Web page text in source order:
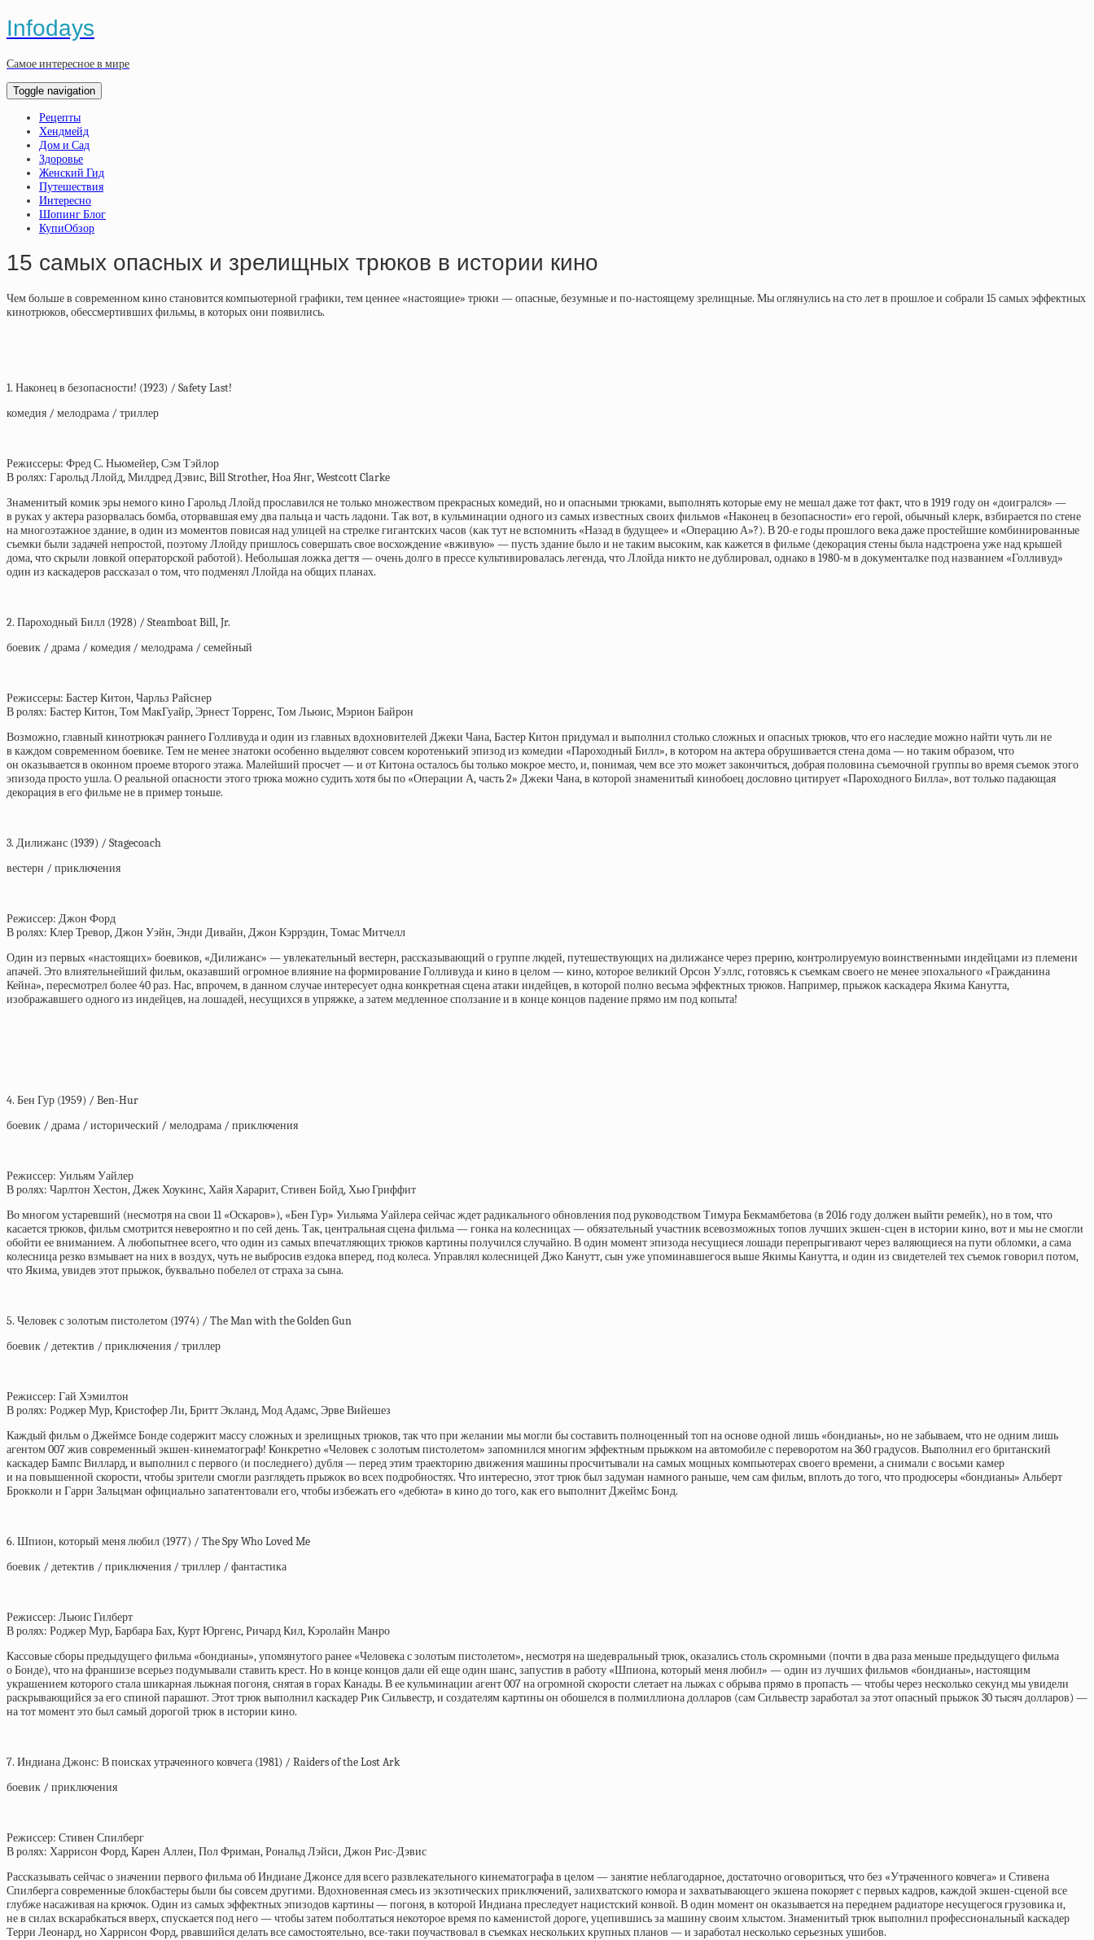
Infodays
Самое интересное в мире
Toggle navigation
Рецепты
Хендмейд
Дом и Сад
Здоровье
Женский Гид
Путешествия
Интересно
Шопинг Блог
КупиОбзор
15 самых опасных и зрелищных трюков в истории кино
Чем больше в современном кино становится компьютерной графики, тем ценнее «настоящие» трюки — опасные, безумные и по-настоящему зрелищные. Мы оглянулись на сто лет в прошлое и собрали 15 самых эффектных
кинотрюков, обессмертивших фильмы, в которых они появились.
1. Наконец в безопасности! (1923) / Safety Last!
комедия / мелодрама / триллер
Режиссеры: Фред С. Ньюмейер, Сэм Тэйлор
В ролях: Гарольд Ллойд, Милдред Дэвис, Bill Strother, Ноа Янг, Westcott Clarke
Знаменитый комик эры немого кино Гарольд Ллойд прославился не только множеством прекрасных комедий, но и опасными трюками, выполнять которые ему не мешал даже тот факт, что в 1919 году он «доигрался» —
в руках у актера разорвалась бомба, оторвавшая ему два пальца и часть ладони. Так вот, в кульминации одного из самых известных своих фильмов «Наконец в безопасности» его герой, обычный клерк, взбирается по стене
на многоэтажное здание, в один из моментов повисая над улицей на стрелке гигантских часов (как тут не вспомнить «Назад в будущее» и «Операцию А»?). В 20-е годы прошлого века даже простейшие комбинированные
съемки были задачей непростой, поэтому Ллойду пришлось совершать свое восхождение «вживую» — пусть здание было и не таким высоким, как кажется в фильме (декорация стены была надстроена уже над крышей
дома, что скрыли ловкой операторской работой). Небольшая ложка дегтя — очень долго в прессе культивировалась легенда, что Ллойда никто не дублировал, однако в 1980-м в документалке под названием «Голливуд»
один из каскадеров рассказал о том, что подменял Ллойда на общих планах.
2. Пароходный Билл (1928) / Steamboat Bill, Jr.
боевик / драма / комедия / мелодрама / семейный
Режиссеры: Бастер Китон, Чарльз Райснер
В ролях: Бастер Китон, Том МакГуайр, Эрнест Торренс, Том Льюис, Мэрион Байрон
Возможно, главный кинотрюкач раннего Голливуда и один из главных вдохновителей Джеки Чана, Бастер Китон придумал и выполнил столько сложных и опасных трюков, что его наследие можно найти чуть ли не
в каждом современном боевике. Тем не менее знатоки особенно выделяют совсем коротенький эпизод из комедии «Пароходный Билл», в котором на актера обрушивается стена дома — но таким образом, что
он оказывается в оконном проеме второго этажа. Малейший просчет — и от Китона осталось бы только мокрое место, и, понимая, чем все это может закончиться, добрая половина съемочной группы во время съемок этого
эпизода просто ушла. О реальной опасности этого трюка можно судить хотя бы по «Операции А, часть 2» Джеки Чана, в которой знаменитый кинобоец дословно цитирует «Пароходного Билла», вот только падающая
декорация в его фильме не в пример тоньше.
3. Дилижанс (1939) / Stagecoach
вестерн / приключения
Режиссер: Джон Форд
В ролях: Клер Тревор, Джон Уэйн, Энди Дивайн, Джон Кэррэдин, Томас Митчелл
Один из первых «настоящих» боевиков, «Дилижанс» — увлекательный вестерн, рассказывающий о группе людей, путешествующих на дилижансе через прерию, контролируемую воинственными индейцами из племени
апачей. Это влиятельнейший фильм, оказавший огромное влияние на формирование Голливуда и кино в целом — кино, которое великий Орсон Уэллс, готовясь к съемкам своего не менее эпохального «Гражданина
Кейна», пересмотрел более 40 раз. Нас, впрочем, в данном случае интересует одна конкретная сцена атаки индейцев, в которой полно весьма эффектных трюков. Например, прыжок каскадера Якима Канутта,
изображавшего одного из индейцев, на лошадей, несущихся в упряжке, а затем медленное сползание и в конце концов падение прямо им под копыта!
4. Бен Гур (1959) / Ben-Hur
боевик / драма / исторический / мелодрама / приключения
Режиссер: Уильям Уайлер
В ролях: Чарлтон Хестон, Джек Хоукинс, Хайя Харарит, Стивен Бойд, Хью Гриффит
Во многом устаревший (несмотря на свои 11 «Оскаров»), «Бен Гур» Уильяма Уайлера сейчас ждет радикального обновления под руководством Тимура Бекмамбетова (в 2016 году должен выйти ремейк), но в том, что
касается трюков, фильм смотрится невероятно и по сей день. Так, центральная сцена фильма — гонка на колесницах — обязательный участник всевозможных топов лучших экшен-сцен в истории кино, вот и мы не смогли
обойти ее вниманием. А любопытнее всего, что один из самых впечатляющих трюков картины получился случайно. В один момент эпизода несущиеся лошади перепрыгивают через валяющиеся на пути обломки, а сама
колесница резко взмывает на них в воздух, чуть не выбросив ездока вперед, под колеса. Управлял колесницей Джо Канутт, сын уже упоминавшегося выше Якимы Канутта, и один из свидетелей тех съемок говорил потом,
что Якима, увидев этот прыжок, буквально побелел от страха за сына.
5. Человек с золотым пистолетом (1974) / The Man with the Golden Gun
боевик / детектив / приключения / триллер
Режиссер: Гай Хэмилтон
В ролях: Роджер Мур, Кристофер Ли, Бритт Экланд, Мод Адамс, Эрве Вийешез
Каждый фильм о Джеймсе Бонде содержит массу сложных и зрелищных трюков, так что при желании мы могли бы составить полноценный топ на основе одной лишь «бондианы», но не забываем, что не одним лишь
агентом 007 жив современный экшен-кинематограф! Конкретно «Человек с золотым пистолетом» запомнился многим эффектным прыжком на автомобиле с переворотом на 360 градусов. Выполнил его британский
каскадер Бампс Виллард, и выполнил с первого (и последнего) дубля — перед этим траекторию движения машины просчитывали на самых мощных компьютерах своего времени, а снимали с восьми камер
и на повышенной скорости, чтобы зрители смогли разглядеть прыжок во всех подробностях. Что интересно, этот трюк был задуман намного раньше, чем сам фильм, вплоть до того, что продюсеры «бондианы» Альберт
Брокколи и Гарри Зальцман официально запатентовали его, чтобы избежать его «дебюта» в кино до того, как его выполнит Джеймс Бонд.
6. Шпион, который меня любил (1977) / The Spy Who Loved Me
боевик / детектив / приключения / триллер / фантастика
Режиссер: Льюис Гилберт
В ролях: Роджер Мур, Барбара Бах, Курт Юргенс, Ричард Кил, Кэролайн Манро
Кассовые сборы предыдущего фильма «бондианы», упомянутого ранее «Человека с золотым пистолетом», несмотря на шедевральный трюк, оказались столь скромными (почти в два раза меньше предыдущего фильма
о Бонде), что на франшизе всерьез подумывали ставить крест. Но в конце концов дали ей еще один шанс, запустив в работу «Шпиона, который меня любил» — один из лучших фильмов «бондианы», настоящим
украшением которого стала шикарная лыжная погоня, снятая в горах Канады. В ее кульминации агент 007 на огромной скорости слетает на лыжах с обрыва прямо в пропасть — чтобы через несколько секунд мы увидели
раскрывающийся за его спиной парашют. Этот трюк выполнил каскадер Рик Сильвестр, и создателям картины он обошелся в полмиллиона долларов (сам Сильвестр заработал за этот опасный прыжок 30 тысяч долларов) —
на тот момент это был самый дорогой трюк в истории кино.
7. Индиана Джонс: В поисках утраченного ковчега (1981) / Raiders of the Lost Ark
боевик / приключения
Режиссер: Стивен Спилберг
В ролях: Харрисон Форд, Карен Аллен, Пол Фриман, Рональд Лэйси, Джон Рис-Дэвис
Рассказывать сейчас о значении первого фильма об Индиане Джонсе для всего развлекательного кинематографа в целом — занятие неблагодарное, достаточно оговориться, что без «Утраченного ковчега» и Стивена
Спилберга современные блокбастеры были бы совсем другими. Вдохновенная смесь из экзотических приключений, залихватского юмора и захватывающего экшена покоряет с первых кадров, каждой экшен-сценой все
глубже насаживая на крючок. Один из самых эффектных эпизодов картины — погоня, в которой Индиана преследует нацистский конвой. В один момент он оказывается на переднем радиаторе несущегося грузовика и,
не в силах вскарабкаться вверх, спускается под него — чтобы затем поболтаться некоторое время по каменистой дороге, уцепившись за машину своим хлыстом. Знаменитый трюк выполнил профессиональный каскадер
Терри Леонард, но Харрисон Форд, рвавшийся делать все самостоятельно, все-таки поучаствовал в съемках нескольких крупных планов — и заработал несколько серьезных ушибов.